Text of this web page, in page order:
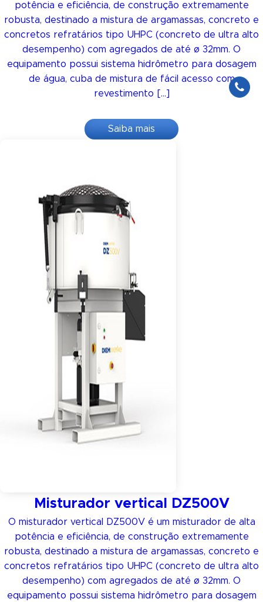
potência e eficiência, de construção extremamente
robusta, destinado a mistura de argamassas, concreto e
concretos refratários tipo UHPC (concreto de ultra alto
desempenho) com agregados de até ø 32mm. O
equipamento possui sistema hidrômetro para dosagem
de água, cuba de mistura de fácil acesso com
revestimento […]
Saiba mais
Misturador vertical DZ500V
O misturador vertical DZ500V é um misturador de alta
potência e eficiência, de construção extremamente
robusta, destinado a mistura de argamassas, concreto e
concretos refratários tipo UHPC (concreto de ultra alto
desempenho) com agregados de até ø 32mm. O
equipamento possui sistema hidrômetro para dosagem